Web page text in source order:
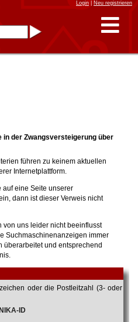
Login| Neu registrieren
in der Zwangsversteigerung über
führen zu keinem aktuellen
Internetplattform.
auf eine Seite unserer
dann ist dieser Verweis nicht
von uns leider nicht beeinflusst
Suchmaschinenanzeigen immer
überarbeitet und entsprechend
oder die Postleitzahl (3- oder
ID